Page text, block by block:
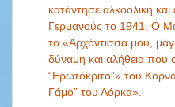
κατάντησε αλκοολική
Γερμανούς το 1941. Ο
το «Αρχόντισσα μου,
δύναμη και αλήθεια που
“Ερωτόκριτο”» του
Γάμο” του Λόρκα».